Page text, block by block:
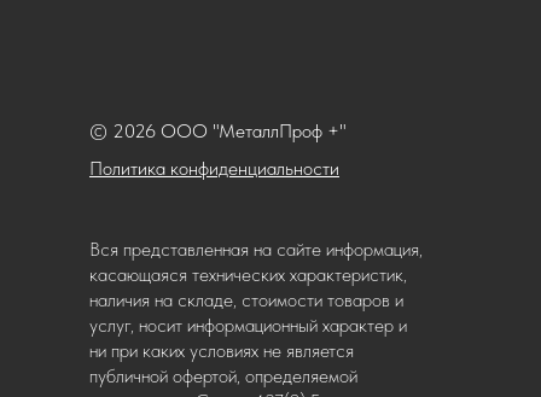
Политика конфиденциальности
© 2026 ООО "МеталлПроф +"
Вся представленная на сайте информация,
касающаяся технических характеристик,
наличия на складе, стоимости товаров и
услуг, носит информационный характер и
ни при каких условиях не является
публичной офертой, определяемой